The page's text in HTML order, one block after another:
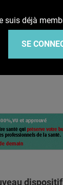
qui
suis déjà
SE